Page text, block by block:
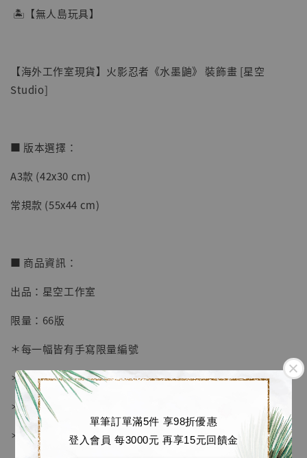
單筆訂單滿5件 享98折優惠
登入會員 每3000元 再享15元回饋金
【店內現貨】七龍珠 系列蒐藏雕像 悟空 鳥山
明紀念款 [奇蹟工作室]
🏝【無人島玩具】
【海外工作室現貨】火影忍者《水墨鼬》 裝飾畫 [星空
Studio]
■ 版本選擇：
A3款 (42x30 cm)
常規款 (55x44 cm)
■ 商品資訊：
出品：星空工作室
限量：66版
＊每一幅皆有手寫限量編號
＊畫框為 黑色磨砂金屬相框
＊愛普生原裝墨水微噴
＊表面配有防塵透明有機玻璃